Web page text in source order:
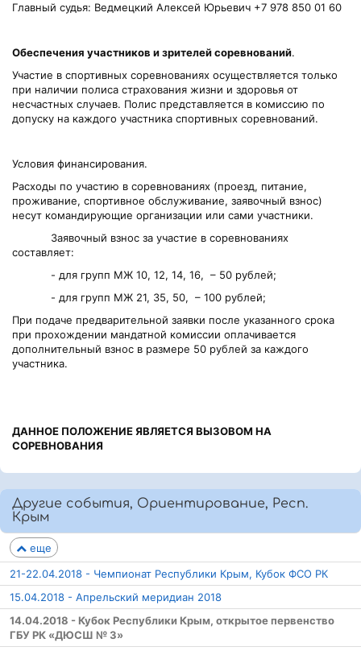
Главный судья: Ведмецкий Алексей Юрьевич +7 978 850 01 60
Обеспечения участников и зрителей соревнований.
Участие в спортивных соревнованиях осуществляется только
при наличии полиса страхования жизни и здоровья от
несчастных случаев. Полис представляется в комиссию по
допуску на каждого участника спортивных соревнований.
Условия финансирования.
Расходы по участию в соревнованиях (проезд, питание,
проживание, спортивное обслуживание, заявочный взнос)
несут командирующие организации или сами участники.
Заявочный взнос за участие в соревнованиях
составляет:
- для групп МЖ 10, 12, 14, 16, – 50 рублей;
- для групп МЖ 21, 35, 50, – 100 рублей;
При подаче предварительной заявки после указанного срока
при прохождении мандатной комиссии оплачивается
дополнительный взнос в размере 50 рублей за каждого
участника.
ДАННОЕ ПОЛОЖЕНИЕ ЯВЛЯЕТСЯ ВЫЗОВОМ НА
СОРЕВНОВАНИЯ
Другие события, Ориентирование, Респ.
Крым
еще
21-22.04.2018 - Чемпионат Республики Крым, Кубок ФСО РК
15.04.2018 - Апрельский меридиан 2018
14.04.2018 - Кубок Республики Крым, открытое первенство
ГБУ РК «ДЮСШ № 3»